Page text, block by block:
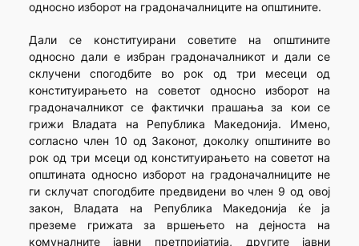
односно изборот на градоначалниците на општините.
Дали се конституирани советите на општините
односно дали е избран градоначалникот и дали се
склучени спогодбите во рок од три месеци од
конституирањето на советот односно изборот на
градоначалникот се фактички прашања за кои се
грижи Владата на Република Македонија. Имено,
согласно член 10 од Законот, доколку општините во
рок од три мсеци од конституирањето на советот на
општината односно изборот на градоначалниците не
ги склучат спогодбите предвидени во член 9 од овој
закон, Владата на Република Македонија ќе ја
преземе грижата за вршењето на дејноста на
комуналните јавни претпријатија, другите јавни